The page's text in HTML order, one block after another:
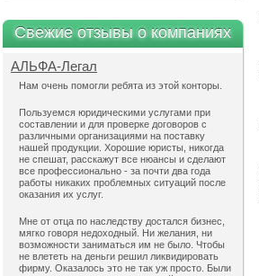
Свежие отзывы о компаниях
АЛЬФА-Легал
Нам очень помогли ребята из этой конторы.
Пользуемся юридическими услугами при
составлении и для проверке договоров с
различными организациями на поставку
нашей продукции. Хорошие юристы, никогда
не спешат, расскажут все нюансы и сделают
все профессионально - за почти два года
работы никаких проблемных ситуаций после
оказания их услуг.
Мне от отца по наследству достался бизнес,
мягко говоря недоходный. Ни желания, ни
возможности заниматься им не было. Чтобы
не влететь на деньги решил ликвидировать
фирму. Оказалось это не так уж просто. Были